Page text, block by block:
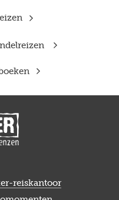
reiskantoor